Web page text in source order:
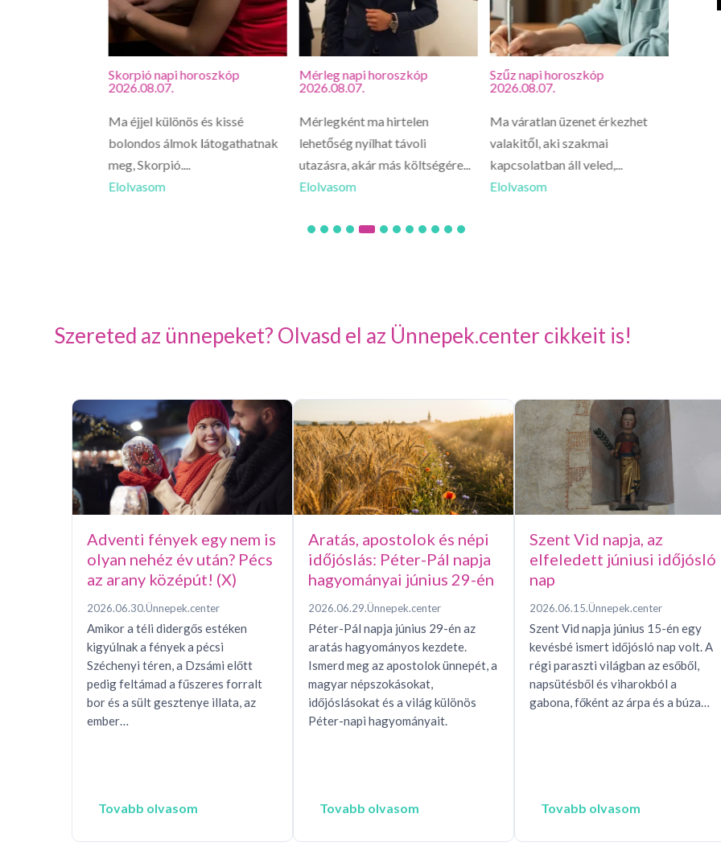
Skorpió napi horoszkóp
2026.08.07.
Ma éjjel különös és kissé
bolondos álmok látogathatnak
meg, Skorpió....
Elolvasom
Mérleg napi horoszkóp
2026.08.07.
Mérlegként ma hirtelen
lehetőség nyílhat távoli
utazásra, akár más költségére...
Elolvasom
Szűz napi horoszkóp
2026.08.07.
Ma váratlan üzenet érkezhet
valakitől, aki szakmai
kapcsolatban áll veled,...
Elolvasom
Szereted az ünnepeket? Olvasd el az Ünnepek.center cikkeit is!
Adventi fények egy nem is
olyan nehéz év után? Pécs
az arany középút! (X)
2026.06.30.Ünnepek.center
Amikor a téli didergős estéken
kigyúlnak a fények a pécsi
Széchenyi téren, a Dzsámi előtt
pedig feltámad a fűszeres forralt
bor és a sült gesztenye illata, az
ember…
Tovabb olvasom
Aratás, apostolok és népi
időjóslás: Péter-Pál napja
hagyományai június 29-én
2026.06.29.Ünnepek.center
Péter-Pál napja június 29-én az
aratás hagyományos kezdete.
Ismerd meg az apostolok ünnepét, a
magyar népszokásokat,
időjóslásokat és a világ különös
Péter-napi hagyományait.
Tovabb olvasom
Szent Vid napja, az
elfeledett júniusi időjósló
nap
2026.06.15.Ünnepek.center
Szent Vid napja június 15-én egy
kevésbé ismert időjósló nap volt. A
régi paraszti világban az esőből,
napsütésből és viharokból a
gabona, főként az árpa és a búza…
Tovabb olvasom